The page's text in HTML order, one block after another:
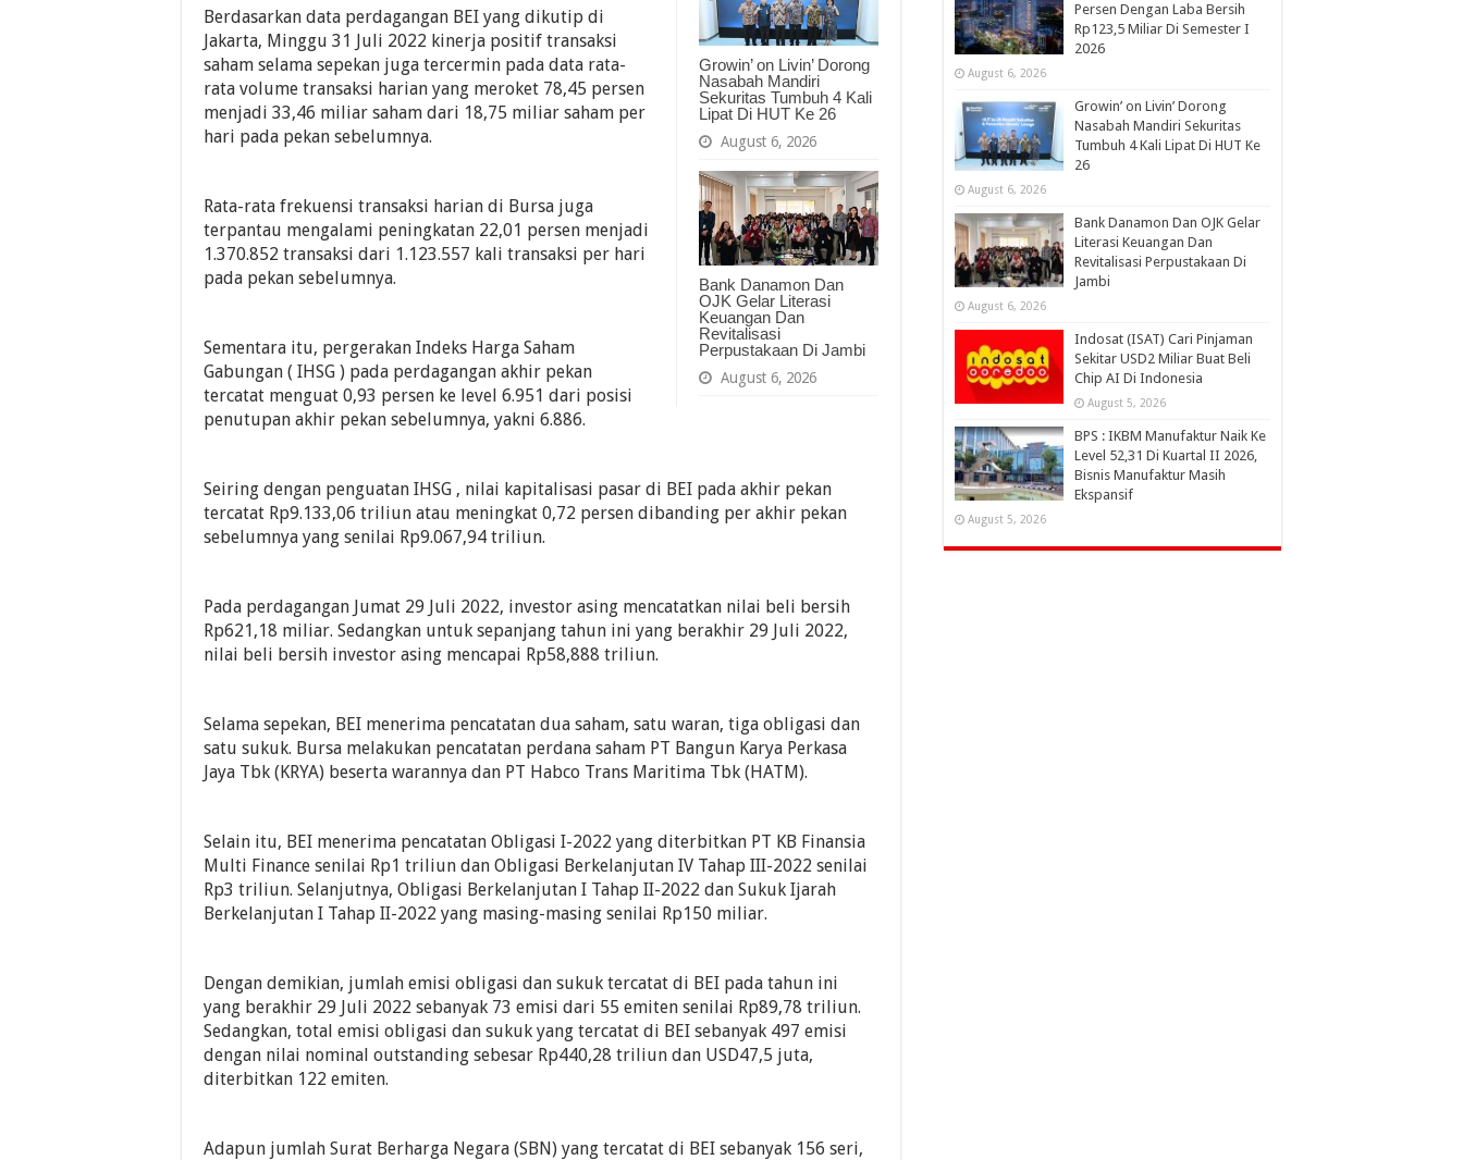
Growin’ on Livin’ Dorong
Nasabah Mandiri
Sekuritas Tumbuh 4 Kali
Lipat Di HUT Ke 26
August 6, 2026
Bank Danamon Dan
OJK Gelar Literasi
Keuangan Dan
Revitalisasi
Perpustakaan Di Jambi
August 6, 2026
Berdasarkan data perdagangan BEI yang dikutip di
Jakarta, Minggu 31 Juli 2022 kinerja positif transaksi
saham selama sepekan juga tercermin pada data rata-
rata volume transaksi harian yang meroket 78,45 persen
menjadi 33,46 miliar saham dari 18,75 miliar saham per
hari pada pekan sebelumnya.
Rata-rata frekuensi transaksi harian di Bursa juga
terpantau mengalami peningkatan 22,01 persen menjadi
1.370.852 transaksi dari 1.123.557 kali transaksi per hari
pada pekan sebelumnya.
Sementara itu, pergerakan Indeks Harga Saham
Gabungan ( IHSG ) pada perdagangan akhir pekan
tercatat menguat 0,93 persen ke level 6.951 dari posisi
penutupan akhir pekan sebelumnya, yakni 6.886.
Seiring dengan penguatan IHSG , nilai kapitalisasi pasar di BEI pada akhir pekan
tercatat Rp9.133,06 triliun atau meningkat 0,72 persen dibanding per akhir pekan
sebelumnya yang senilai Rp9.067,94 triliun.
Pada perdagangan Jumat 29 Juli 2022, investor asing mencatatkan nilai beli bersih
Rp621,18 miliar. Sedangkan untuk sepanjang tahun ini yang berakhir 29 Juli 2022,
nilai beli bersih investor asing mencapai Rp58,888 triliun.
Selama sepekan, BEI menerima pencatatan dua saham, satu waran, tiga obligasi dan
satu sukuk. Bursa melakukan pencatatan perdana saham PT Bangun Karya Perkasa
Jaya Tbk (KRYA) beserta warannya dan PT Habco Trans Maritima Tbk (HATM).
Selain itu, BEI menerima pencatatan Obligasi I-2022 yang diterbitkan PT KB Finansia
Multi Finance senilai Rp1 triliun dan Obligasi Berkelanjutan IV Tahap III-2022 senilai
Rp3 triliun. Selanjutnya, Obligasi Berkelanjutan I Tahap II-2022 dan Sukuk Ijarah
Berkelanjutan I Tahap II-2022 yang masing-masing senilai Rp150 miliar.
Dengan demikian, jumlah emisi obligasi dan sukuk tercatat di BEI pada tahun ini
yang berakhir 29 Juli 2022 sebanyak 73 emisi dari 55 emiten senilai Rp89,78 triliun.
Sedangkan, total emisi obligasi dan sukuk yang tercatat di BEI sebanyak 497 emisi
dengan nilai nominal outstanding sebesar Rp440,28 triliun dan USD47,5 juta,
diterbitkan 122 emiten.
Adapun jumlah Surat Berharga Negara (SBN) yang tercatat di BEI sebanyak 156 seri,
Persen Dengan Laba Bersih
Rp123,5 Miliar Di Semester I
2026
August 6, 2026
Growin’ on Livin’ Dorong
Nasabah Mandiri Sekuritas
Tumbuh 4 Kali Lipat Di HUT Ke
26
August 6, 2026
Bank Danamon Dan OJK Gelar
Literasi Keuangan Dan
Revitalisasi Perpustakaan Di
Jambi
August 6, 2026
Indosat (ISAT) Cari Pinjaman
Sekitar USD2 Miliar Buat Beli
Chip AI Di Indonesia
August 5, 2026
BPS : IKBM Manufaktur Naik Ke
Level 52,31 Di Kuartal II 2026,
Bisnis Manufaktur Masih
Ekspansif
August 5, 2026